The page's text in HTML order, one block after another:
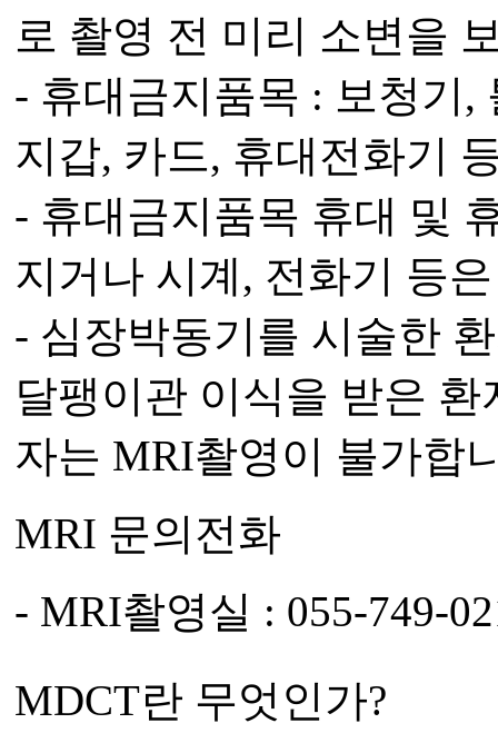
로 촬영 전 미리 소변을
- 휴대금지품목 : 보청기,
지갑, 카드, 휴대전화기
- 휴대금지품목 휴대 및
지거나 시계, 전화기 등
- 심장박동기를 시술한
달팽이관 이식을 받은
자는 MRI촬영이 불가합
MRI 문의전화
- MRI촬영실 : 055-749-
MDCT란 무엇인가?